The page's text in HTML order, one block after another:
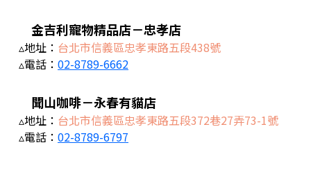
金吉利寵物精品店－忠孝店
▵地址： 台北市信義區忠孝東路五段438號
▵電話： 02-8789-6662
聞山咖啡－永春有貓店
▵地址： 台北市信義區忠孝東路五段372巷27弄73-1號
▵電話： 02-8789-6797